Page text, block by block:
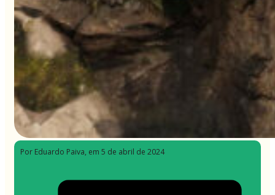
Por Eduardo Paiva, em 5 de abril de 2024